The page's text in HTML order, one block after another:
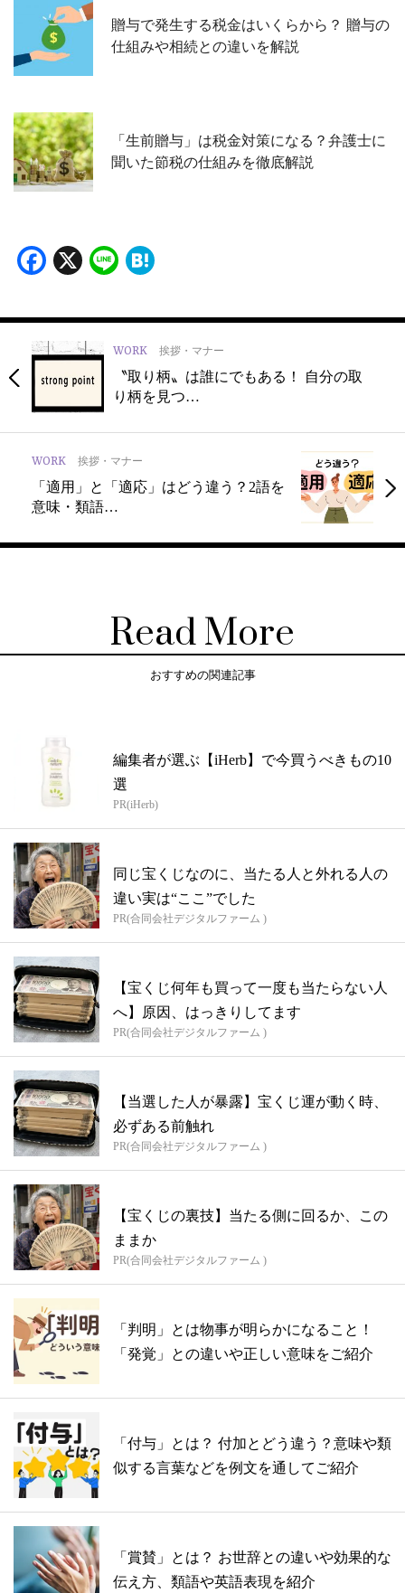
贈与で発生する税金はいくらから？ 贈与の
仕組みや相続との違いを解説
「生前贈与」は税金対策になる？弁護士に
聞いた節税の仕組みを徹底解説
Facebook
X Line
WORK 挨拶・マナー
〝取り柄〟は誰にでもある！ 自分の取
り柄を見つ…
WORK 挨拶・マナー
「適用」と「適応」はどう違う？2語を
意味・類語…
Read More
おすすめの関連記事
編集者が選ぶ【iHerb】で今買うべきもの10
選
PR(iHerb)
同じ宝くじなのに、当たる人と外れる人の
違い実は“ここ”でした
PR(合同会社デジタルファーム )
【宝くじ何年も買って一度も当たらない人
へ】原因、はっきりしてます
PR(合同会社デジタルファーム )
【当選した人が暴露】宝くじ運が動く時、
必ずある前触れ
PR(合同会社デジタルファーム )
【宝くじの裏技】当たる側に回るか、この
ままか
PR(合同会社デジタルファーム )
「判明」とは物事が明らかになること！
「発覚」との違いや正しい意味をご紹介
「付与」とは？ 付加とどう違う？意味や類
似する言葉などを例文を通してご紹介
「賞賛」とは？ お世辞との違いや効果的な
伝え方、類語や英語表現を紹介